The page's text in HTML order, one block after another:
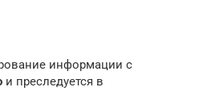
информации с
и преследуется в